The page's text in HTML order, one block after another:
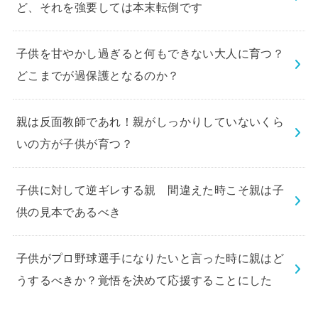
ど、それを強要しては本末転倒です
子供を甘やかし過ぎると何もできない大人に育つ？
どこまでが過保護となるのか？
親は反面教師であれ！親がしっかりしていないくら
いの方が子供が育つ？
子供に対して逆ギレする親 間違えた時こそ親は子
供の見本であるべき
子供がプロ野球選手になりたいと言った時に親はど
うするべきか？覚悟を決めて応援することにした